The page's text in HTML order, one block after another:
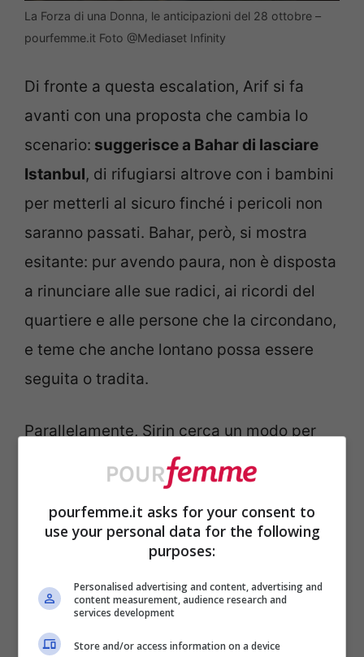
La Forza di una Donna, le anticipazioni del 28 ottobre –
pourfemme.it Foto @Mediaset Infinity
Di fronte a questa escalation, Arif si fa
avanti con una proposta che cambia lo
scenario: suggerisce a Bahar di lasciare
Istanbul, di rifugiarsi altrove con i bambini
per metterli al sicuro finché i pericoli non
saranno passati. Bahar, però, si mostra
esitante: pur avendo paura, non è disposta
a rinunciare alle sue radici, ai ricordi del
quartiere e alle persone che la circondano,
e teme che anche lontano possa essere
seguita o tradita.
Parallelamente, Sirin cerca un modo per
rinsaldare il legame con suo padre, e
decide di realizzare per lui una nuova
insegna per la sartoria, gesto simbolico di
riavvicinamento. Poco dopo, riceve un
nasconde motivazioni più oscure. Nel
corso della serata, Suat approfitterà
pourfemme.it asks for your consent to
use your personal data for the following
purposes:
Personalised advertising and content, advertising and
content measurement, audience research and
services development
Store and/or access information on a device